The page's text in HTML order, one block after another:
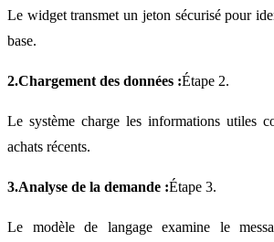
Le widget transmet un jeton sécurisé pour
base.
2.Chargement des données :Étape 2.
Le système charge les informations utiles
achats récents.
3.Analyse de la demande :Étape 3.
Le modèle de langage examine le